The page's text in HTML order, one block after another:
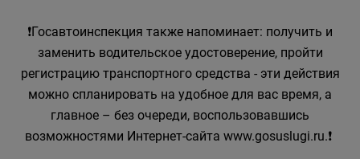
❗Госавтоинспекция также напоминает: получить и
заменить водительское удостоверение, пройти
регистрацию транспортного средства - эти действия
можно спланировать на удобное для вас время, а
главное – без очереди, воспользовавшись
возможностями Интернет-сайта www.gosuslugi.ru.❗